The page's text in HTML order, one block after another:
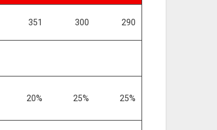
351 300 290
20% 25% 25%